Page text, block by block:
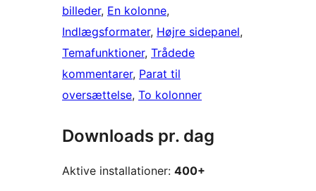
billeder, En kolonne
Indlægsformater, Højre sidepanel
Temafunktioner, Trådede
kommentarer, Parat til
oversættelse, To kolonner
Downloads pr. dag
Aktive installationer: 400+